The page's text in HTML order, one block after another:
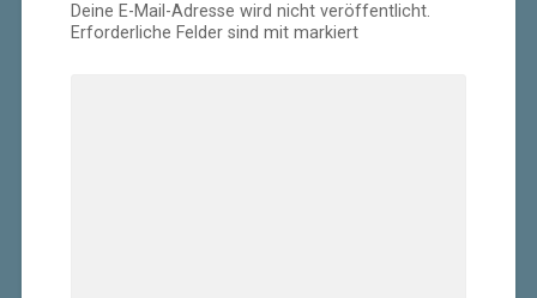
Deine E-Mail-Adresse wird nicht veröffentlicht.
Erforderliche Felder sind mitmarkiert